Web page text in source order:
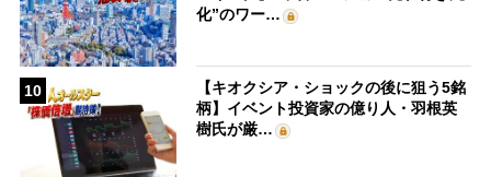
化”のワー…
10
【キオクシア・ショックの後に狙う5銘
柄】イベント投資家の億り人・羽根英
樹氏が厳…